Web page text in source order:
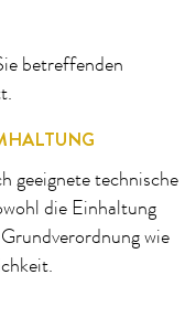
betreffenden
geeignete technische
die Einhaltung
wie